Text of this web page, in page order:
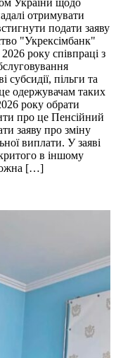
України щодо
отримувати
подати заяву
"Укрексімбанк"
року співпраці з
субсидії, пільги та
одержувачам таких
року обрати
про це Пенсійний
заяву про зміну
виплати. У заяві
в іншому
[…]